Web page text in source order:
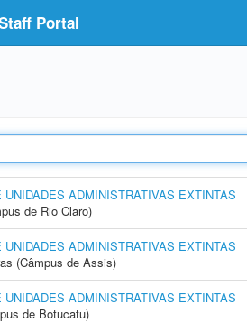
Portal
ADMINISTRATIVAS EXTINTAS
de Rio Claro)
ADMINISTRATIVAS EXTINTAS
(Câmpus de Assis)
ADMINISTRATIVAS EXTINTAS
de Botucatu)